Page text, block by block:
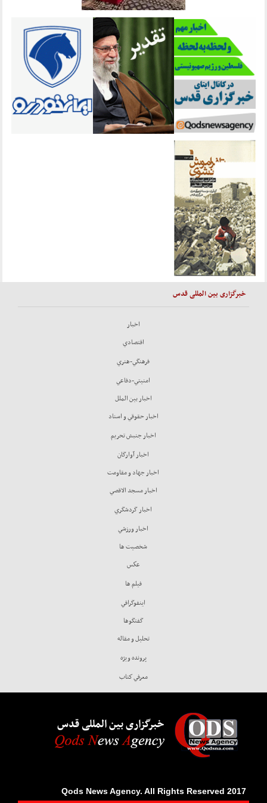
خبرگزاری بین المللی قدس
اخبار
اقتصادي
فرهنگي-هنري
امنيتي-دفاعي
اخبار بين الملل
اخبار حقوقي و اسناد
اخبار جنبش تحريم
اخبار آوارگان
اخبار جهاد و مقاومت
اخبار مسجد الاقصي
اخبار گردشگري
اخبار ورزشي
شخصيت ها
عكس
فيلم ها
اينفوگرافي
گفتگوها
تحليل و مقاله
پرونده ويژه
معرفي كتاب
خبرگزاری بین المللی قدس
2017 Qods News Agency. All Rights Reserved